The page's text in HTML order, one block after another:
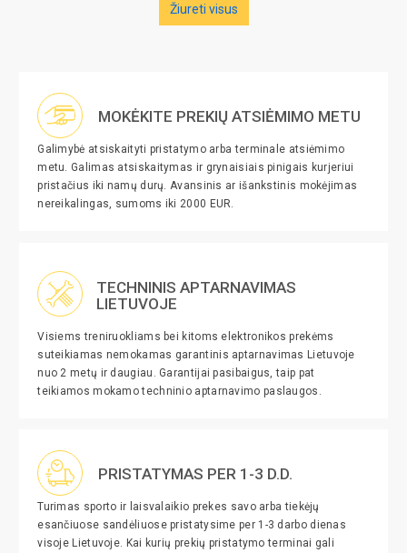
Žiureti visus
MOKĖKITE PREKIŲ ATSIĖMIMO METU
Galimybė atsiskaityti pristatymo arba terminale atsiėmimo
metu. Galimas atsiskaitymas ir grynaisiais pinigais kurjeriui
pristačius iki namų durų. Avansinis ar išankstinis mokėjimas
nereikalingas, sumoms iki 2000 EUR.
TECHNINIS APTARNAVIMAS
LIETUVOJE
Visiems treniruokliams bei kitoms elektronikos prekėms
suteikiamas nemokamas garantinis aptarnavimas Lietuvoje
nuo 2 metų ir daugiau. Garantijai pasibaigus, taip pat
teikiamos mokamo techninio aptarnavimo paslaugos.
PRISTATYMAS PER 1-3 D.D.
Turimas sporto ir laisvalaikio prekes savo arba tiekėjų
esančiuose sandėliuose pristatysime per 1-3 darbo dienas
visoje Lietuvoje. Kai kurių prekių pristatymo terminai gali